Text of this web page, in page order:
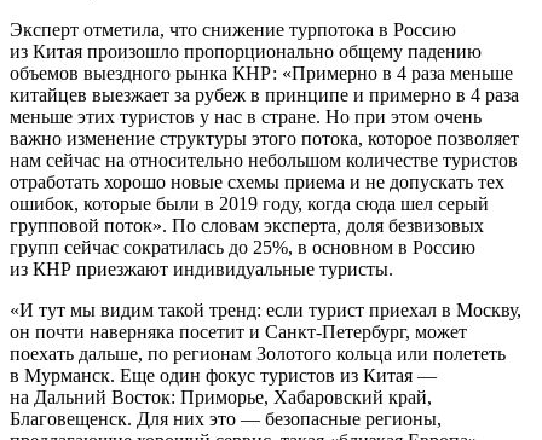
Эксперт отметила, что снижение турпотока в Россию
из Китая произошло пропорционально общему падению
объемов выездного рынка КНР: «Примерно в 4 раза меньше
китайцев выезжает за рубеж в принципе и примерно в 4 раза
меньше этих туристов у нас в стране. Но при этом очень
важно изменение структуры этого потока, которое позволяет
нам сейчас на относительно небольшом количестве туристов
отработать хорошо новые схемы приема и не допускать тех
ошибок, которые были в 2019 году, когда сюда шел серый
групповой поток». По словам эксперта, доля безвизовых
групп сейчас сократилась до 25%, в основном в Россию
из КНР приезжают индивидуальные туристы.
«И тут мы видим такой тренд: если турист приехал в Москву,
он почти наверняка посетит и Санкт-Петербург, может
поехать дальше, по регионам Золотого кольца или полететь
в Мурманск. Еще один фокус туристов из Китая —
на Дальний Восток: Приморье, Хабаровский край,
Благовещенск. Для них это — безопасные регионы,